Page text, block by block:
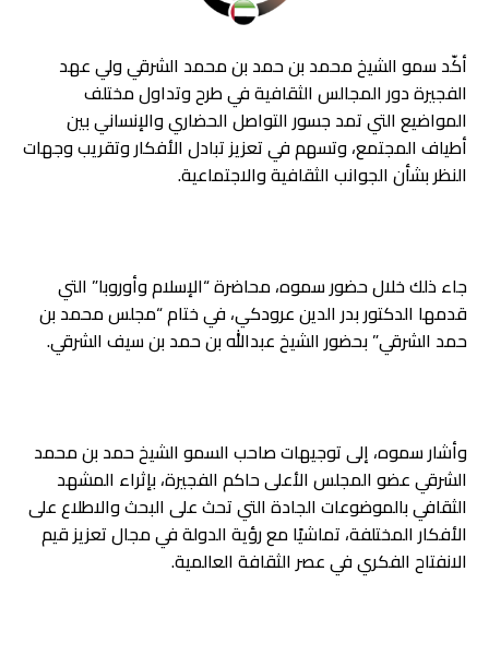
أكّد سمو الشيخ محمد بن حمد بن محمد الشرقي ولي عهد
الفجيرة دور المجالس الثقافية في طرح وتداول مختلف
المواضيع التي تمد جسور التواصل الحضاري والإنساني بين
أطياف المجتمع، وتسهم في تعزيز تبادل الأفكار وتقريب وجهات
النظر بشأن الجوانب الثقافية والاجتماعية.
جاء ذلك خلال حضور سموه، محاضرة “الإسلام وأوروبا” التي
قدمها الدكتور بدر الدين عرودكي، في ختام “مجلس محمد بن
حمد الشرقي” بحضور الشيخ عبدالله بن حمد بن سيف الشرقي.
وأشار سموه، إلى توجيهات صاحب السمو الشيخ حمد بن محمد
الشرقي عضو المجلس الأعلى حاكم الفجيرة، بإثراء المشهد
الثقافي بالموضوعات الجادة التي تحث على البحث والاطلاع على
الأفكار المختلفة، تماشيًا مع رؤية الدولة في مجال تعزيز قيم
الانفتاح الفكري في عصر الثقافة العالمية.